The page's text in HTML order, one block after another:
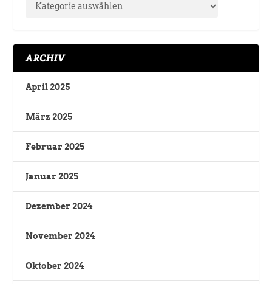
ARCHIV
April 2025
März 2025
Februar 2025
Januar 2025
Dezember 2024
November 2024
Oktober 2024